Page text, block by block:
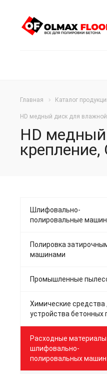
Главная Каталог
HD медный диск для
HD
крепление,
Шлифовально-
полировальные
Полировка
машинами
Промышленные
Химические средства
устройства бетонных
Расходные
шлифовально-
полировальных машин